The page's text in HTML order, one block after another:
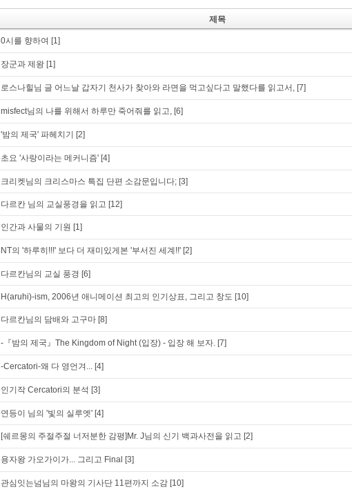
제목
0시를 향하여 [1]
장군과 제왕 [1]
로스나힐님 글 어느날 갑자기 천사가 찾아와 라면을 먹고싶다고 말했다를 읽고서, [7]
misfect님의 나를 위해서 하루만 죽어줘를 읽고, [6]
'밤의 제국' 파헤치기 [2]
초요 '사랑이라는 메커니즘' [4]
크리켓님의 크리스마스 특집 단편 소감문입니다; [3]
다르칸 님의 교실풍경을 읽고 [12]
인간과 사물의 기원 [1]
NT의 '하루히!!!' 보다 더 재미있게본 '부서진 세계!!' [2]
다르칸님의 교실 풍경 [6]
H(aruhi)-ism, 2006년 애니메이션 최고의 인기상표, 그리고 창도 [10]
다르칸님의 담배와 고구마 [8]
-『밤의 제국』The Kingdom of Night (입장) - 입장 해 보자. [7]
-Cercatori-왜 다 영언겨... [4]
인기작 Cercatori의 분석 [3]
연등이 님의 '빛의 실루엣' [4]
[쉐르몽의 주절주절 너저분한 감평]Mr. J님의 신기 백과사전을 읽고 [2]
용자왕 가오가이가... 그리고 Final [3]
관심잇는넘님의 마왕의 기사단 11편까지 소감 [10]